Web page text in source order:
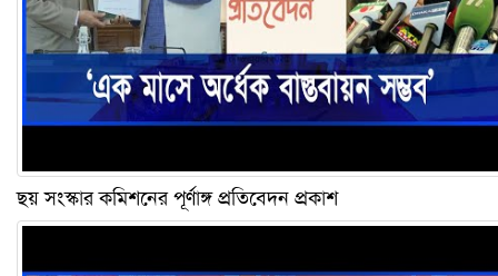
ছয় সংস্কার কমিশনের পূর্ণাঙ্গ প্রতিবেদন প্রকাশ